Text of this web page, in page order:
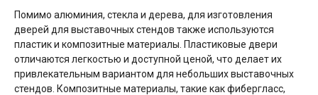
Помимо алюминия, стекла и дерева, для изготовления
дверей для выставочных стендов также используются
пластик и композитные материалы. Пластиковые двери
отличаются легкостью и доступной ценой, что делает их
привлекательным вариантом для небольших выставочных
стендов. Композитные материалы, такие как фибергласс,